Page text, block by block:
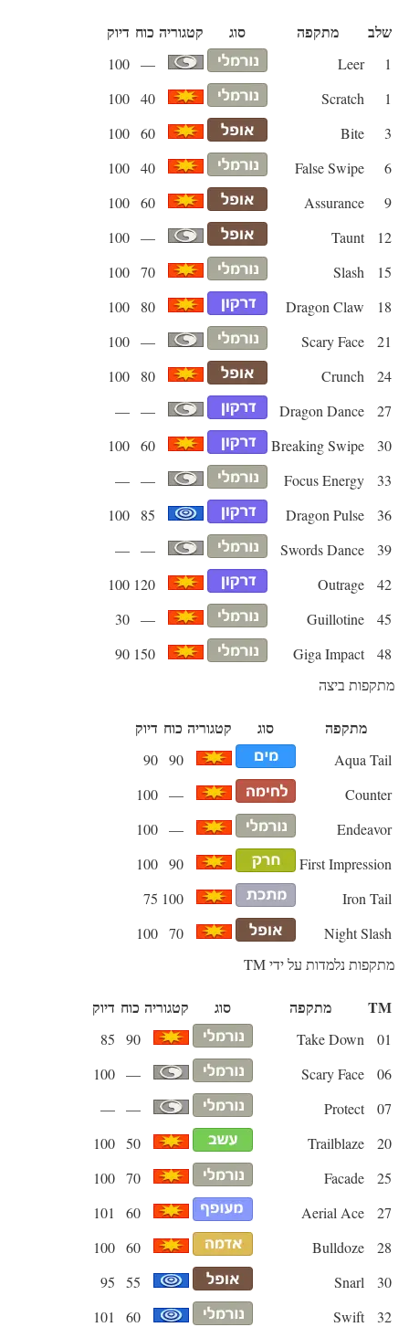
שלב מתקפה סוג קטגוריה כוח דיוק
1
Leer
—
100
1
Scratch
40
100
3
Bite
60
100
6
False Swipe
40
100
9
Assurance
60
100
12
Taunt
—
100
15
Slash
70
100
18
Dragon Claw
80
100
21
Scary Face
—
100
24
Crunch
80
100
27
Dragon Dance
—
—
30
Breaking Swipe
60
100
33
Focus Energy
—
—
36
Dragon Pulse
85
100
39
Swords Dance
—
—
42
Outrage
120
100
45
Guillotine
—
30
48
Giga Impact
150
90
מתקפות ביצה
מתקפה סוג קטגוריה כוח דיוק
Aqua Tail
90
90
Counter
—
100
Endeavor
—
100
First Impression
90
100
Iron Tail
100
75
Night Slash
70
100
מתקפות נלמדות על ידי TM
TM מתקפה סוג קטגוריה כוח דיוק
01
Take Down
90
85
06
Scary Face
—
100
07
Protect
—
—
20
Trailblaze
50
100
25
Facade
70
100
27
Aerial Ace
60
101
28
Bulldoze
60
100
30
Snarl
55
95
32
Swift
60
101